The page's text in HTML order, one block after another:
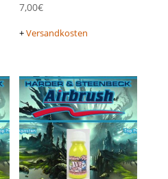
7,00€
+Versandkosten